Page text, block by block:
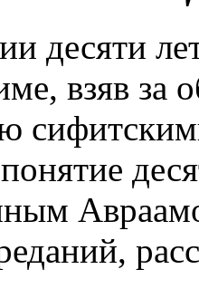
десяти
взяв за